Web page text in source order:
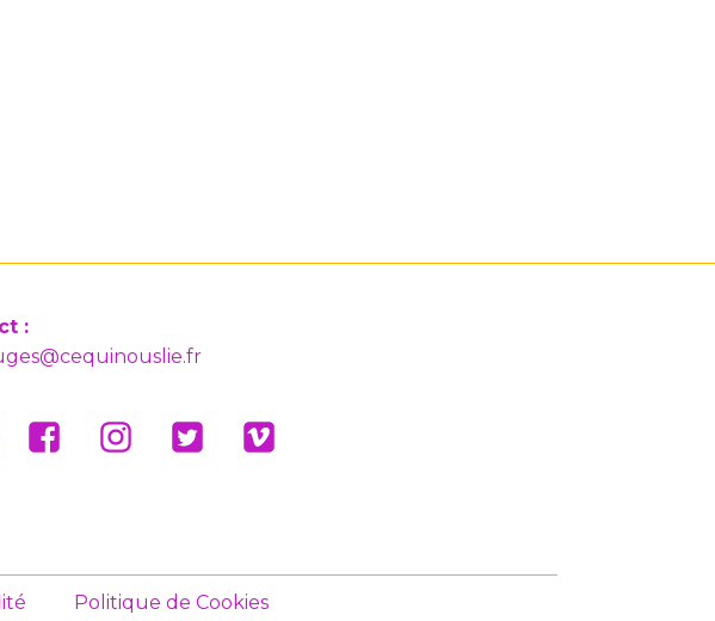
:
Politique de Cookies